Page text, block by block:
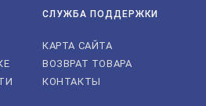
СЛУЖБА ПОДДЕРЖКИ
КАРТА САЙТА
ВОЗВРАТ ТОВАРА
КОНТАКТЫ